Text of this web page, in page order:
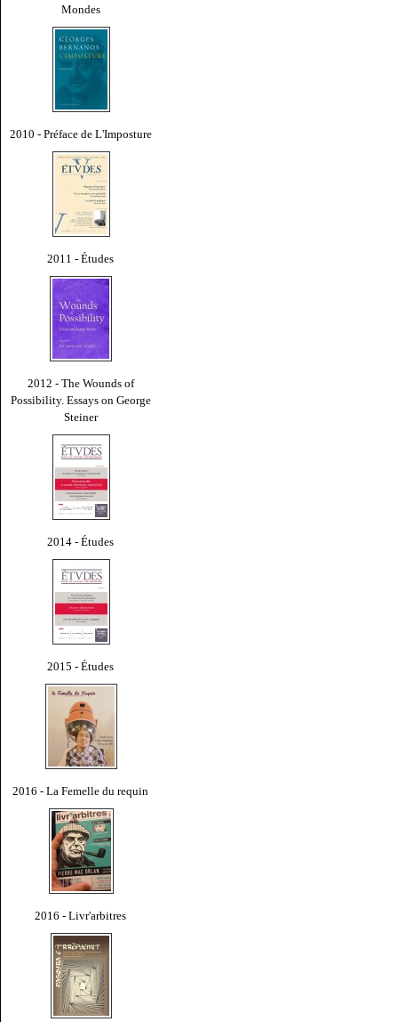
Mondes
2010 - Préface de L'Imposture
2011 - Études
2012 - The Wounds of
Possibility. Essays on George
Steiner
2014 - Études
2015 - Études
2016 - La Femelle du requin
2016 - Livr'arbitres